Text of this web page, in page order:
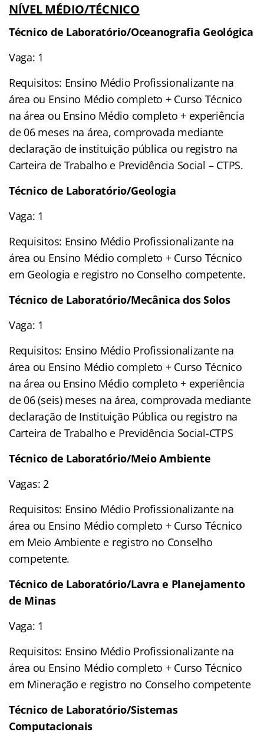
NÍVEL MÉDIO/TÉCNICO
Técnico de Laboratório/Oceanografia Geológica
Vaga: 1
Requisitos: Ensino Médio Profissionalizante na
área ou Ensino Médio completo + Curso Técnico
na área ou Ensino Médio completo + experiência
de 06 meses na área, comprovada mediante
declaração de instituição pública ou registro na
Carteira de Trabalho e Previdência Social – CTPS.
Técnico de Laboratório/Geologia
Vaga: 1
Requisitos: Ensino Médio Profissionalizante na
área ou Ensino Médio completo + Curso Técnico
em Geologia e registro no Conselho competente.
Técnico de Laboratório/Mecânica dos Solos
Vaga: 1
Requisitos: Ensino Médio Profissionalizante na
área ou Ensino Médio completo + Curso Técnico
na área ou Ensino Médio completo + experiência
de 06 (seis) meses na área, comprovada mediante
declaração de Instituição Pública ou registro na
Carteira de Trabalho e Previdência Social-CTPS
Técnico de Laboratório/Meio Ambiente
Vagas: 2
Requisitos: Ensino Médio Profissionalizante na
área ou Ensino Médio completo + Curso Técnico
em Meio Ambiente e registro no Conselho
competente.
Técnico de Laboratório/Lavra e Planejamento
de Minas
Vaga: 1
Requisitos: Ensino Médio Profissionalizante na
área ou Ensino Médio completo + Curso Técnico
em Mineração e registro no Conselho competente
Técnico de Laboratório/Sistemas
Computacionais